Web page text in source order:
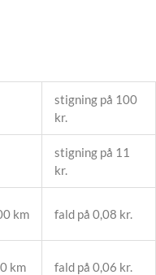
stigning på 100
kr.
stigning på 11
kr.
km fald på 0,08 kr.
km fald på 0,06 kr.